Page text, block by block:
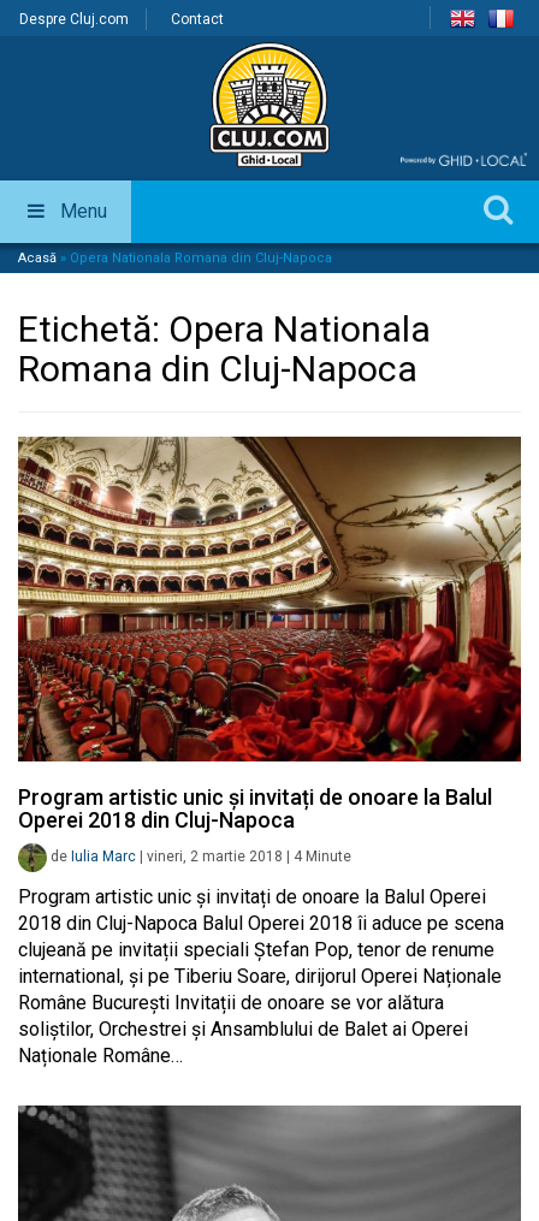
Despre Cluj.com Contact
Menu
Acasă » Opera Nationala Romana din Cluj-Napoca
Etichetă: Opera Nationala
Romana din Cluj-Napoca
Program artistic unic și invitați de onoare la Balul
Operei 2018 din Cluj-Napoca
de Iulia Marc vineri, 2 martie 2018 4 Minute
Program artistic unic și invitați de onoare la Balul Operei
2018 din Cluj-Napoca Balul Operei 2018 îi aduce pe scena
clujeană pe invitații speciali Ștefan Pop, tenor de renume
international, și pe Tiberiu Soare, dirijorul Operei Naționale
Române București Invitații de onoare se vor alătura
soliștilor, Orchestrei și Ansamblului de Balet ai Operei
Naționale Române…